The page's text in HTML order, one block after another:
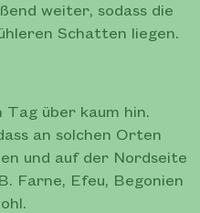
weiter, sodass die
Schatten liegen.
Tag über kaum hin.
an solchen Orten
und auf der Nordseite
Farne, Efeu, Begonien